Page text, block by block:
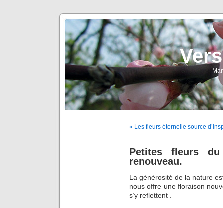
« Les fleurs éternelle source
Petites fleurs
renouveau.
La générosité de la nature
nous offre une floraison
s’y reflettent .